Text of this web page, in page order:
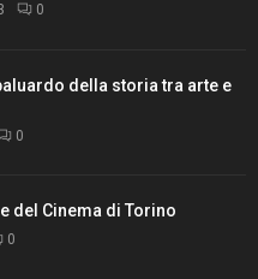
0
della storia tra arte e
0
del Cinema di Torino
0